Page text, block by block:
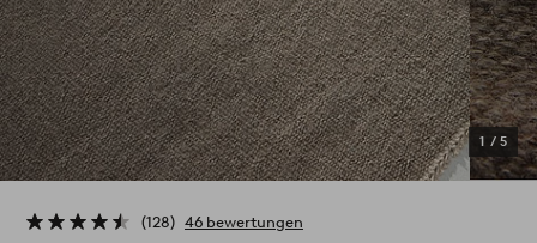
1 / 5
128 46 bewertungen